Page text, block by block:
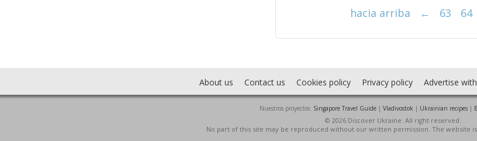
hacia arriba ← 63 64
About us Contact us Cookies policy Privacy policy Advertise
Nuestros proyectos: Singapore Travel Guide| Vladivostok | Ukrainian recipes|
© 2026 Discover Ukraine. All right reserved.
No part of this site may be reproduced without our written permission. The website